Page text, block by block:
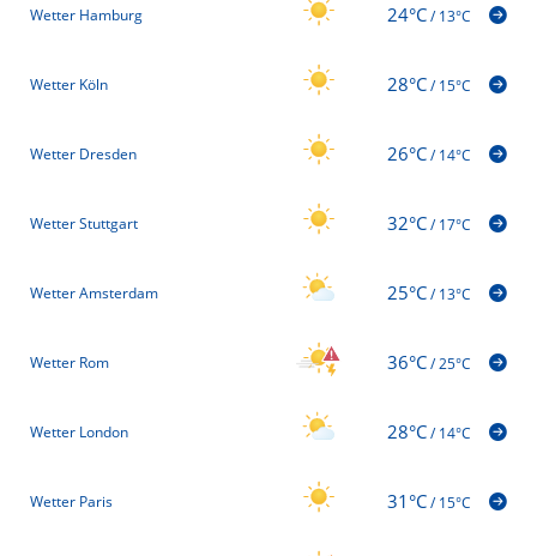
Wetter Hamburg 24°C/13°C
Wetter Köln 28°C/15°C
Wetter Dresden 26°C/14°C
Wetter Stuttgart 32°C/17°C
Wetter Amsterdam 25°C/13°C
Wetter Rom 36°C/25°C
Wetter London 28°C/14°C
Wetter Paris 31°C/15°C